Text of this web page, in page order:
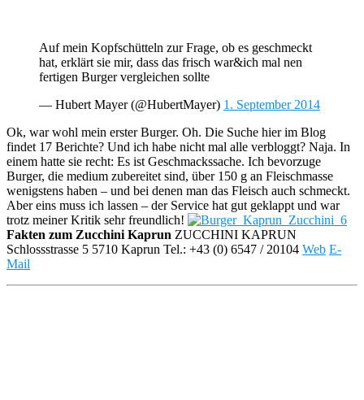
Auf mein Kopfschütteln zur Frage, ob es geschmeckt
hat, erklärt sie mir, dass das frisch war&ich mal nen
fertigen Burger vergleichen sollte
— Hubert Mayer (@HubertMayer) 1. September 2014
Ok, war wohl mein erster Burger. Oh. Die Suche hier im Blog
findet 17 Berichte? Und ich habe nicht mal alle verbloggt? Naja. In
einem hatte sie recht: Es ist Geschmackssache. Ich bevorzuge
Burger, die medium zubereitet sind, über 150 g an Fleischmasse
wenigstens haben – und bei denen man das Fleisch auch schmeckt.
Aber eins muss ich lassen – der Service hat gut geklappt und war
trotz meiner Kritik sehr freundlich!
Fakten zum Zucchini Kaprun ZUCCHINI KAPRUN
Schlossstrasse 5 5710 Kaprun Tel.: +43 (0) 6547 / 20104 Web E-
Mail